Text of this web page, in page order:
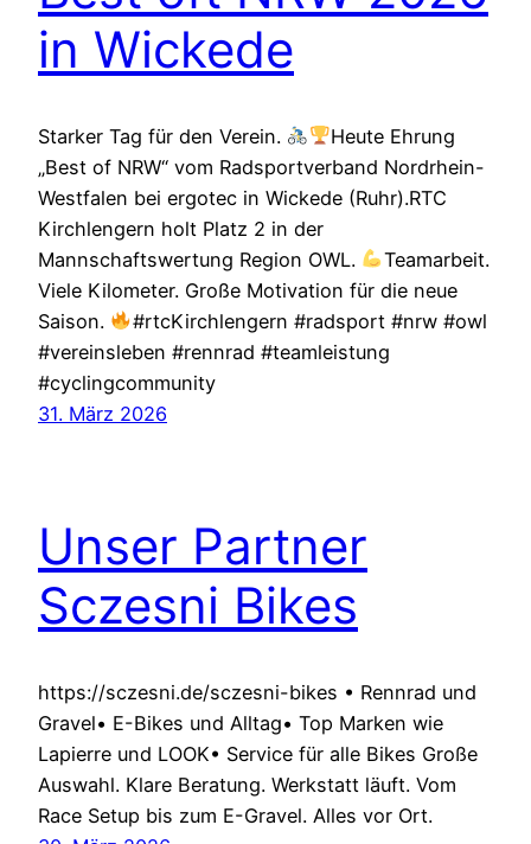
in Wickede
Starker Tag für den Verein.
Heute Ehrung
„Best of NRW“ vom Radsportverband Nordrhein-
Westfalen bei ergotec in Wickede (Ruhr).RTC
Kirchlengern holt Platz 2 in der
Mannschaftswertung Region OWL.
Teamarbeit.
Viele Kilometer. Große Motivation für die neue
Saison.
#rtcKirchlengern #radsport #nrw #owl
#vereinsleben #rennrad #teamleistung
#cyclingcommunity
31. März 2026
Unser Partner
Sczesni Bikes
https://sczesni.de/sczesni-bikes • Rennrad und
Gravel• E-Bikes und Alltag• Top Marken wie
Lapierre und LOOK• Service für alle Bikes Große
Auswahl. Klare Beratung. Werkstatt läuft. Vom
Race Setup bis zum E-Gravel. Alles vor Ort.